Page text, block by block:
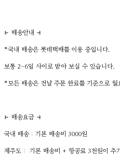
⥼ 배송안내 ⥽
*국내 배송은 롯데택배를 이용 중입니다.
보통 2-6일 사이로 받아 보실 수 있습니다.
*모든 배송은 전날 주문 완료를 기준으로 월
⥼ 배송요금 ⥽
국내 배송 : 기본 배송비 3000원
제주도 : 기본 배송비 + 항공료 3천원이 추